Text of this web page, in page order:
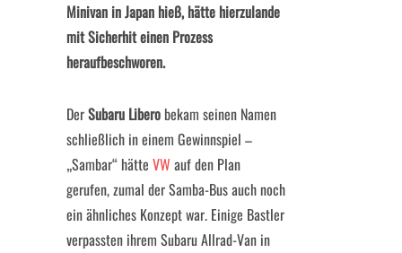
Minivan in Japan hieß, hätte hierzulande
mit Sicherhit einen Prozess
heraufbeschworen.
DerSubaru Libero bekam seinen Namen
schließlich in einem Gewinnspiel –
„Sambar“ hätte VW auf den Plan
gerufen, zumal der Samba-Bus auch noch
ein ähnliches Konzept war. Einige Bastler
verpassten ihrem Subaru Allrad-Van in